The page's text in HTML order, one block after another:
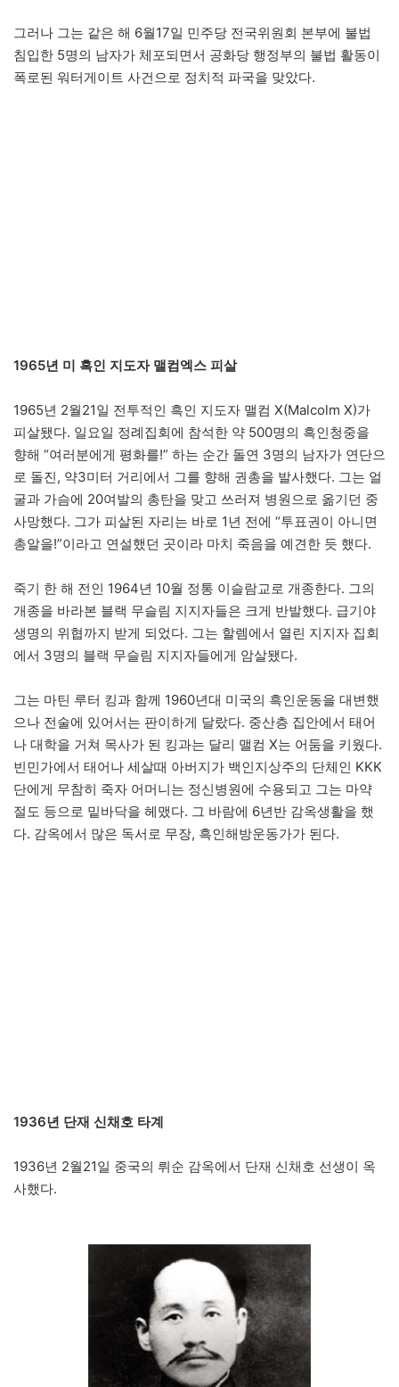
그러나 그는 같은 해 6월17일 민주당 전국위원회 본부에 불법
침입한 5명의 남자가 체포되면서 공화당 행정부의 불법 활동이
폭로된 워터게이트 사건으로 정치적 파국을 맞았다.
1965년 미 흑인 지도자 맬컴엑스 피살
1965년 2월21일 전투적인 흑인 지도자 맬컴 X(Malcolm X)가
피살됐다. 일요일 정례집회에 참석한 약 500명의 흑인청중을
향해 “여러분에게 평화를!” 하는 순간 돌연 3명의 남자가 연단으
로 돌진, 약3미터 거리에서 그를 향해 권총을 발사했다. 그는 얼
굴과 가슴에 20여발의 총탄을 맞고 쓰러져 병원으로 옮기던 중
사망했다. 그가 피살된 자리는 바로 1년 전에 “투표권이 아니면
총알을!”이라고 연설했던 곳이라 마치 죽음을 예견한 듯 했다.
죽기 한 해 전인 1964년 10월 정통 이슬람교로 개종한다. 그의
개종을 바라본 블랙 무슬림 지지자들은 크게 반발했다. 급기야
생명의 위협까지 받게 되었다. 그는 할렘에서 열린 지지자 집회
에서 3명의 블랙 무슬림 지지자들에게 암살됐다.
그는 마틴 루터 킹과 함께 1960년대 미국의 흑인운동을 대변했
으나 전술에 있어서는 판이하게 달랐다. 중산층 집안에서 태어
나 대학을 거쳐 목사가 된 킹과는 달리 맬컴 X는 어둠을 키웠다.
빈민가에서 태어나 세살때 아버지가 백인지상주의 단체인 KKK
단에게 무참히 죽자 어머니는 정신병원에 수용되고 그는 마약
절도 등으로 밑바닥을 헤맸다. 그 바람에 6년반 감옥생활을 했
다. 감옥에서 많은 독서로 무장, 흑인해방운동가가 된다.
1936년 단재 신채호 타계
1936년 2월21일 중국의 뤼순 감옥에서 단재 신채호 선생이 옥
사했다.